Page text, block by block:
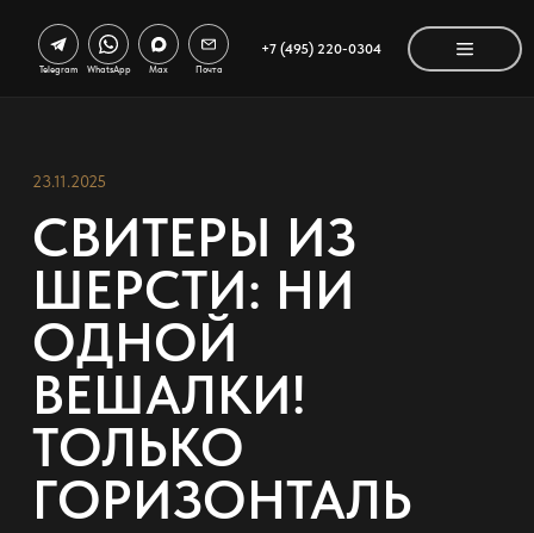
+7 (495) 220-0304
Telegram WhatsApp Max Почта
23.11.2025
СВИТЕРЫ ИЗ
ШЕРСТИ: НИ
ОДНОЙ
ВЕШАЛКИ!
ТОЛЬКО
ГОРИЗОНТАЛЬ